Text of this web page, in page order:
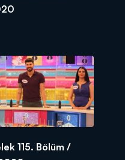
115. Bölüm /